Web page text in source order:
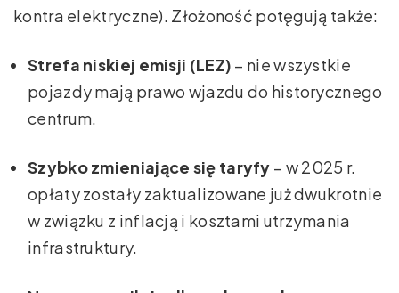
kontra elektryczne). Złożoność potęgują także:
Strefa niskiej emisji (LEZ) – nie wszystkie
pojazdy mają prawo wjazdu do historycznego
centrum.
Szybko zmieniające się taryfy – w 2025 r.
opłaty zostały zaktualizowane już dwukrotnie
w związku z inflacją i kosztami utrzymania
infrastruktury.